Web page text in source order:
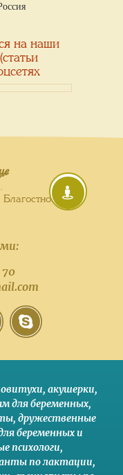
на наши
70
, акушерки,
для беременных,
, дружественные
беременных и
психологи,
по лактации,